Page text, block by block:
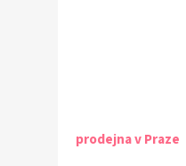
prodejna v Praze